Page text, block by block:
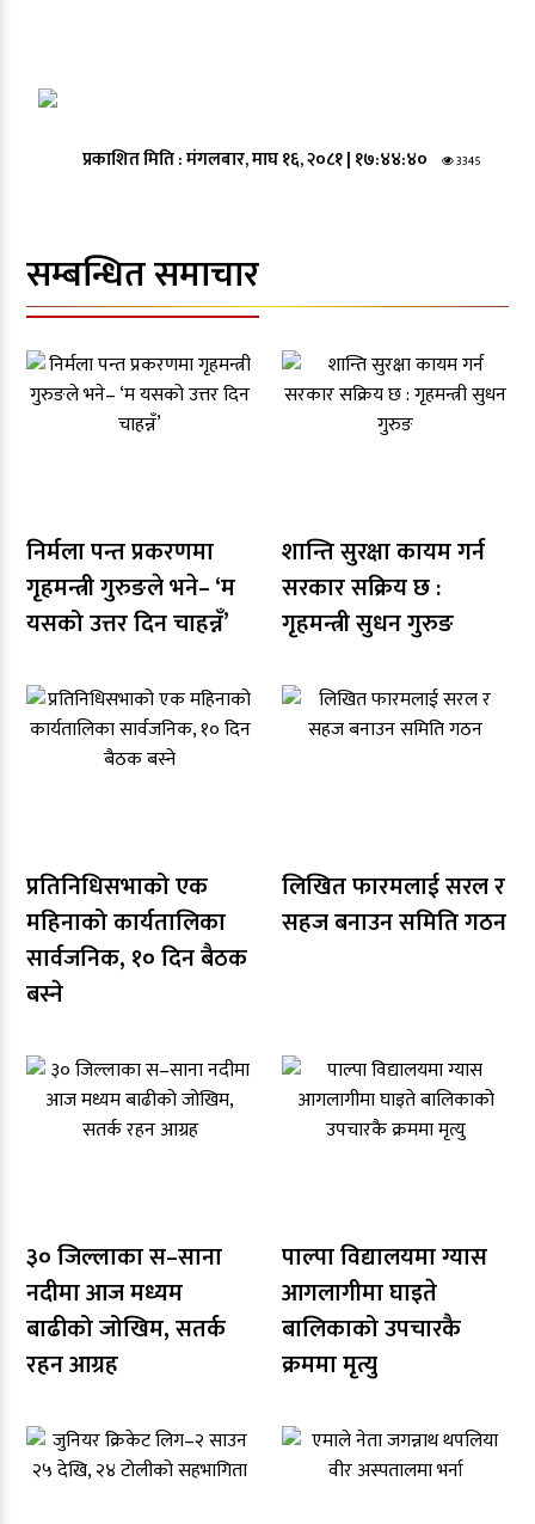
प्रकाशित मिति :मंगलबार, माघ १६, २०८१| १७:४४:४० 3345
सम्बन्धित समाचार
निर्मला पन्त प्रकरणमा
गृहमन्त्री गुरुङले भने– ‘म
यसको उत्तर दिन चाहन्नँ’
शान्ति सुरक्षा कायम गर्न
सरकार सक्रिय छ :
गृहमन्त्री सुधन गुरुङ
प्रतिनिधिसभाको एक
महिनाको कार्यतालिका
सार्वजनिक, १० दिन बैठक
बस्ने
लिखित फारमलाई सरल र
सहज बनाउन समिति गठन
३० जिल्लाका स–साना
नदीमा आज मध्यम
बाढीको जोखिम, सतर्क
रहन आग्रह
पाल्पा विद्यालयमा ग्यास
आगलागीमा घाइते
बालिकाको उपचारकै
क्रममा मृत्यु